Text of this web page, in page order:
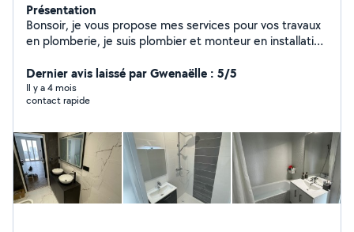
Présentation
Bonsoir, je vous propose mes services pour vos travaux
en plomberie, je suis plombier et monteur en installation
me contacter.
Dernier avis laissé par Gwenaëlle : 5/5
Il y a 4 mois
contact rapide